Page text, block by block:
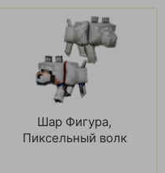
Шар Фигура,
Пиксельный волк